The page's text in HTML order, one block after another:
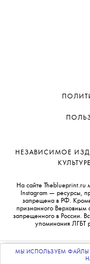
на решения
культуры РФ
В итоге
НЕЗАВИСИМОЕ
На сайте Theblueprint.ru
Instagram — ресурсы,
запрещена в РФ. Кроме
признанного Верховным
запрещенного в России.
упоминания ЛГБТ
МЫ ИСПОЛЬЗУЕМ ФАЙЛЫ